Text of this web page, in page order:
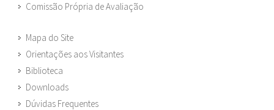
Comissão Própria de Avaliação
Mapa do Site
Orientações aos Visitantes
Biblioteca
Downloads
Dúvidas Frequentes